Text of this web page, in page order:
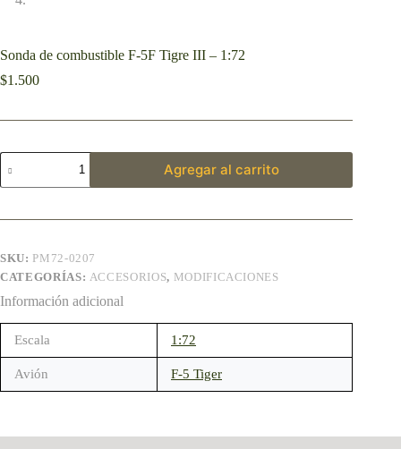
Sonda de combustible F-5F Tigre III – 1:72
$1.500
Agregar al carrito
SKU: PM72-0207
CATEGORÍAS: ACCESORIOS, MODIFICACIONES
Información adicional
Escala 1:72
Avión F-5 Tiger